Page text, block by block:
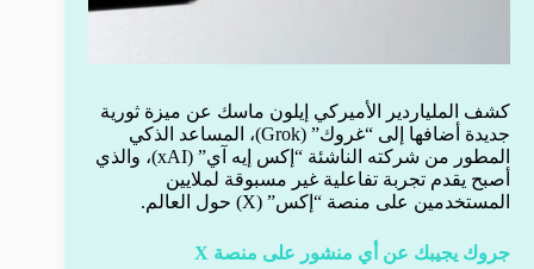
كشف الملياردير الأميركي إيلون ماسك عن ميزة ثورية
جديدة أضافها إلى “غروك” (Grok)، المساعد الذكي
المطور من شركته الناشئة “إكس إيه آي” (xAI)، والذي
أصبح يقدم تجربة تفاعلية غير مسبوقة لملايين
المستخدمين على منصة “إكس” (X) حول العالم.
جروك يجيبك عن أي منشور على منصة X